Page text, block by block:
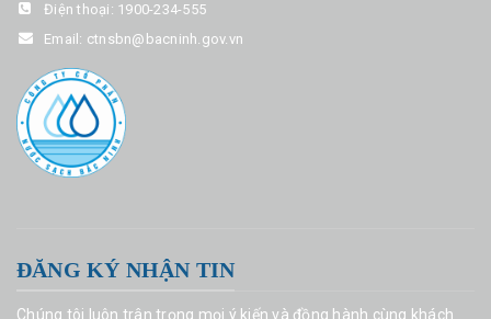
Điện thoại: 1900-234-555
Email: ctnsbn@bacninh.gov.vn
ĐĂNG KÝ NHẬN TIN
Chúng tôi luôn trân trọng mọi ý kiến và đồng hành cùng khách